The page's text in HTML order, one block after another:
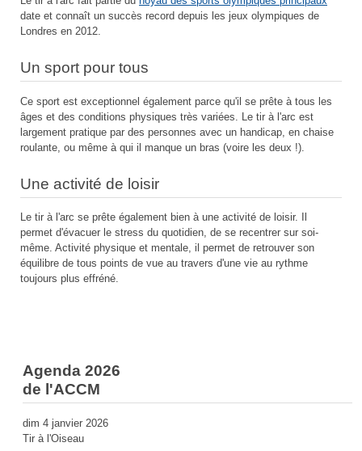
date et connaît un succès record depuis les jeux olympiques de
Londres en 2012.
Un sport pour tous
Ce sport est exceptionnel également parce qu'il se prête à tous les
âges et des conditions physiques très variées. Le tir à l'arc est
largement pratique par des personnes avec un handicap, en chaise
roulante, ou même à qui il manque un bras (voire les deux !).
Une activité de loisir
Le tir à l'arc se prête également bien à une activité de loisir. Il
permet d'évacuer le stress du quotidien, de se recentrer sur soi-
même. Activité physique et mentale, il permet de retrouver son
équilibre de tous points de vue au travers d'une vie au rythme
toujours plus effréné.
Agenda 2026
de l'ACCM
dim 4 janvier 2026
Tir à l'Oiseau